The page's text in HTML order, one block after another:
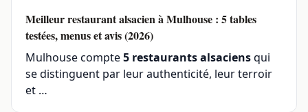
Meilleur restaurant alsacien à Mulhouse : 5 tables
testées, menus et avis (2026)
Mulhouse compte5 restaurants alsaciensqui
se distinguent par leur authenticité, leur terroir
et …